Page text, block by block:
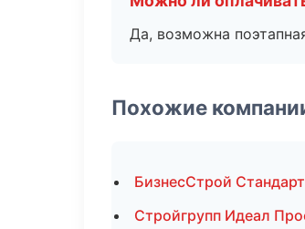
Да, возможна
Похожие
БизнесСтрой
Стройгрупп Идеал